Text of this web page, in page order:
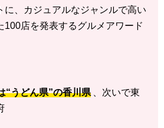
に、カジュアルなジャンルで高い
100店を発表するグルメアワード
“うどん県”の香川県 、次いで東